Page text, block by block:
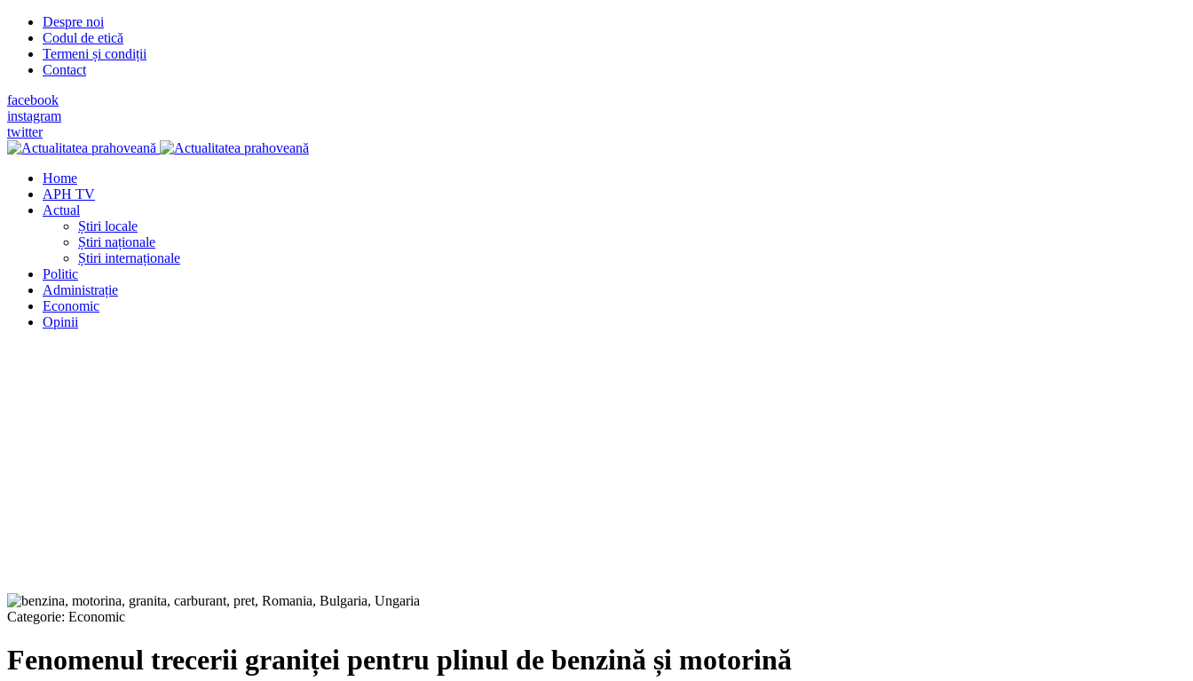
Despre noi
Codul de etică
Termeni și condiții
Contact
facebook
instagram
twitter
Home
APH TV
Actual
Știri locale
Știri naționale
Știri internaționale
Politic
Administrație
Economic
Opinii
Categorie: Economic
Fenomenul trecerii graniței pentru plinul de benzină și motorină